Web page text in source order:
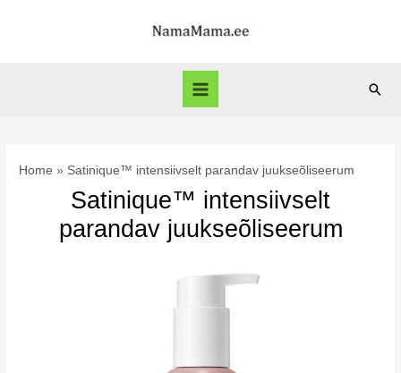
Main
Home Satinique™ intensiivselt parandav juukseõliseerum
Satinique™ intensiivselt
parandav juukseõliseerum